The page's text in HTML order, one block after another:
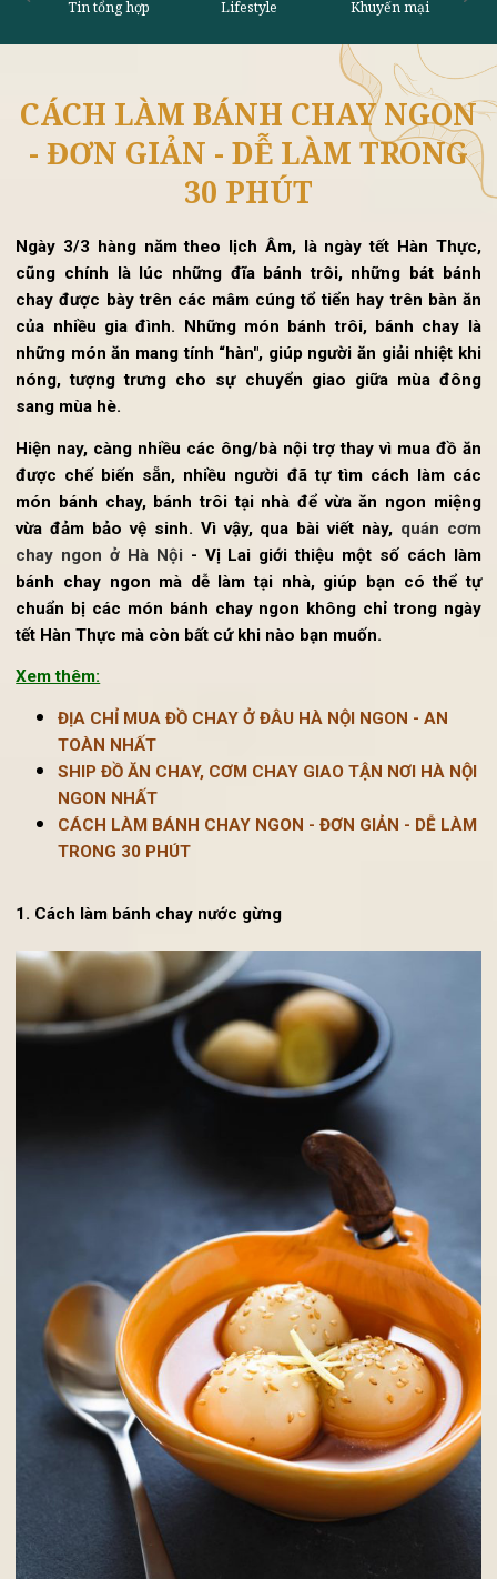
Tin tổng hợp Lifestyle
CÁCH LÀM BÁNH CHAY
- ĐƠN GIẢN - DỄ LÀM TRONG
30 PHÚT
Ngày 3/3 hàng năm theo lịch Âm, là ngày tết Hàn
cũng chính là lúc những đĩa bánh trôi, những bát
chay được bày trên các mâm cúng tổ tiển hay trên bàn
của nhiều gia đình. Những món bánh trôi, bánh chay
những món ăn mang tính “hàn", giúp người ăn giải nhiệt
sang mùa hè.
Hiện nay, càng nhiều các ông/bà nội trợ thay vì mua đồ
được chế biến sẵn, nhiều người đã tự tìm cách làm
món bánh chay,bánh trôitại nhà để vừa ăn ngon
vừa đảm bảo vệ sinh. Vì vậy, qua bài viết này,quán
chay ngon ở Hà Nội- Vị Lai giới thiệu một số cách
bánh chay ngon mà dễ làm tại nhà, giúp bạn có thể
chuẩn bị các món bánh chay ngon không chỉ trong
Xem thêm:
ĐỊA CHỈ MUA ĐỒ CHAY Ở ĐÂU HÀ NỘI NGON - AN
TOÀN NHẤT
SHIP ĐỒ ĂN CHAY, CƠM CHAY GIAO TẬN NƠI HÀ
TRONG 30 PHÚT
1. Cách làm bánh chay nước gừng